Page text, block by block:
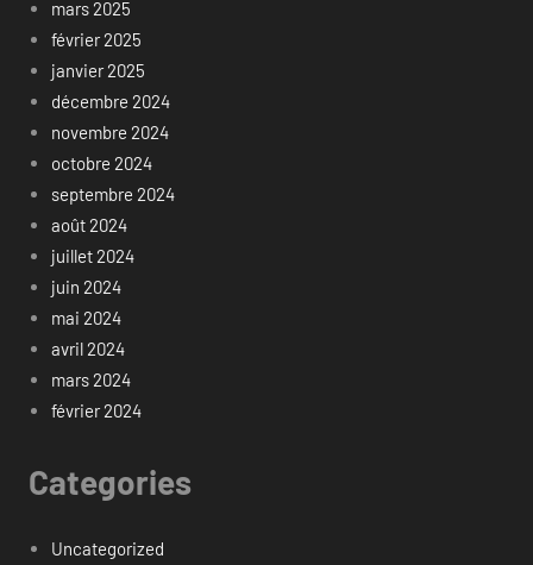
mars 2025
février 2025
janvier 2025
décembre 2024
novembre 2024
octobre 2024
septembre 2024
août 2024
juillet 2024
juin 2024
mai 2024
avril 2024
mars 2024
février 2024
Categories
Uncategorized